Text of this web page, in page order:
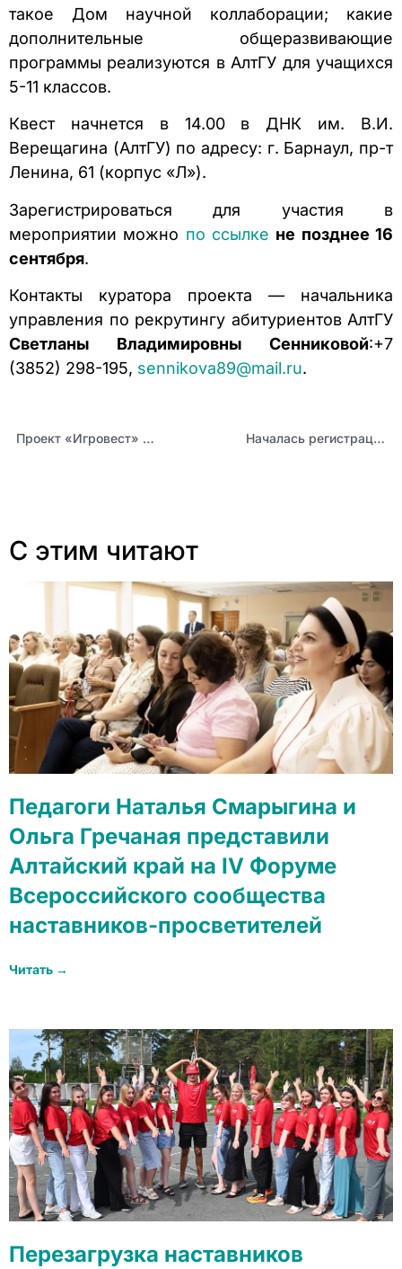
такое Дом научной коллаборации; какие
дополнительные общеразвивающие
программы реализуются в АлтГУ для учащихся
5-11 классов.
Квест начнется в 14.00 в ДНК им. В.И.
Верещагина (АлтГУ) по адресу: г. Барнаул, пр-т
Ленина, 61 (корпус «Л»).
Зарегистрироваться для участия в
мероприятии можно по ссылке не позднее 16
сентября.
Контакты куратора проекта — начальника
управления по рекрутингу абитуриентов АлтГУ
Светланы Владимировны Сенниковой:+7
(3852) 298-195, sennikova89@mail.ru.
Проект «Игровест» включен в каталог практик АСИ «Смартека» Началась регистрация на региональный кейс-чемпионат школьников по экономике и предпринимательству
С этим читают
Педагоги Наталья Смарыгина и
Ольга Гречаная представили
Алтайский край на IV Форуме
Всероссийского сообщества
наставников-просветителей
Читать →
Перезагрузка наставников